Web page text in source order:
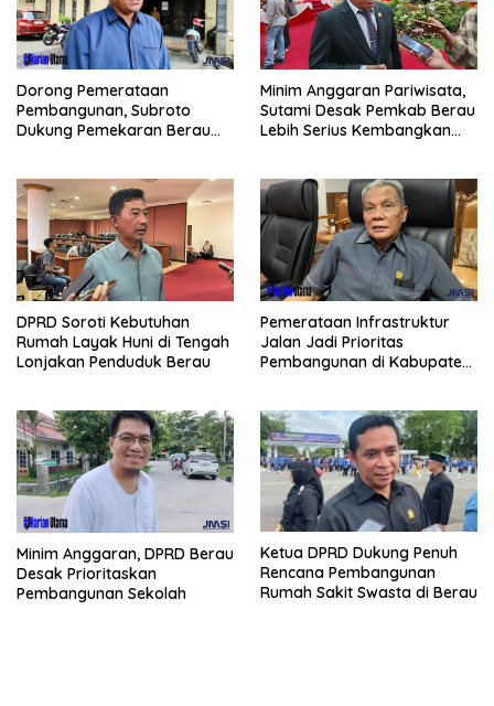
Dorong Pemerataan
Pembangunan, Subroto
Dukung Pemekaran Berau
Minim Anggaran Pariwisata,
Sutami Desak Pemkab Berau
Lebih Serius Kembangkan
DPRD Soroti Kebutuhan
Rumah Layak Huni di Tengah
Lonjakan Penduduk Berau
Pemerataan Infrastruktur
Jalan Jadi Prioritas
Pembangunan di Kabupaten
Minim Anggaran, DPRD Berau
Desak Prioritaskan
Pembangunan Sekolah
Ketua DPRD Dukung Penuh
Rencana Pembangunan
Rumah Sakit Swasta di Berau